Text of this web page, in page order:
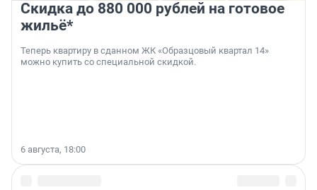
Скидка до 880 000 рублей на готовое
жильё*
Теперь квартиру в сданном ЖК «Образцовый квартал 14»
можно купить со специальной скидкой.
6 августа, 18:00